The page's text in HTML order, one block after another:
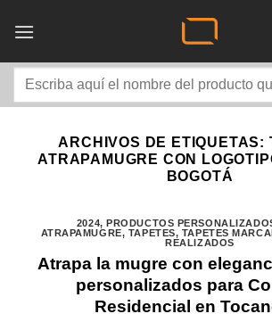
Buscar
ARCHIVOS DE ETIQUETAS:
ATRAPAMUGRE CON
BOGOTÁ
2024,PRODUCTOS
ATRAPAMUGRE, TAPETES, TAPETES
REALIZADOS
Atrapa la mugre con
personalizados para
Residencial en